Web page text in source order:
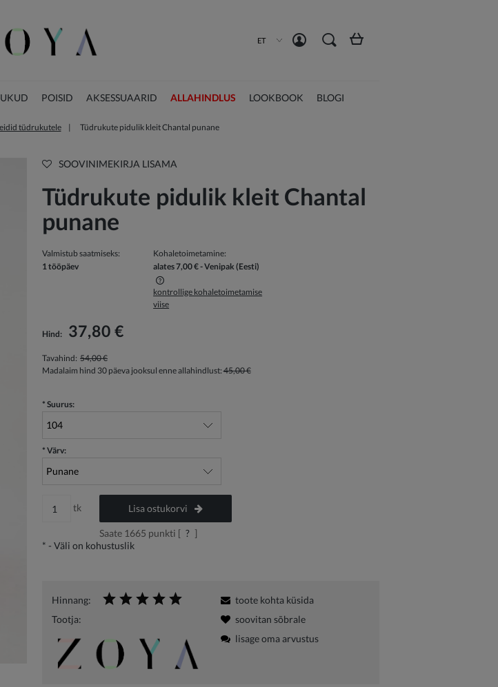
ET
POISID AKSESSUAARID ALLAHINDLUS LOOKBOOK BLOGI
tüdrukutele Tüdrukute pidulik kleit Chantal punane
SOOVINIMEKIRJA LISAMA
Tüdrukute pidulik kleit Chantal
punane
Valmistub saatmiseks:
1 tööpäev
Kohaletoimetamine:
alates 7,00 €- Venipak (Eesti)
kontrollige kohaletoimetamise
viise
Hind: 37,80 €
Tavahind: 54,00 €
Madalaim hind 30 päeva jooksul enne allahindlust:45,00 €
* Suurus:
* Värv:
tk Lisa ostukorvi
Saate 1665 punkti [ ? ]
* - Väli on kohustuslik
Hinnang:
Tootja:
toote kohta küsida
soovitan sõbrale
lisage oma arvustus